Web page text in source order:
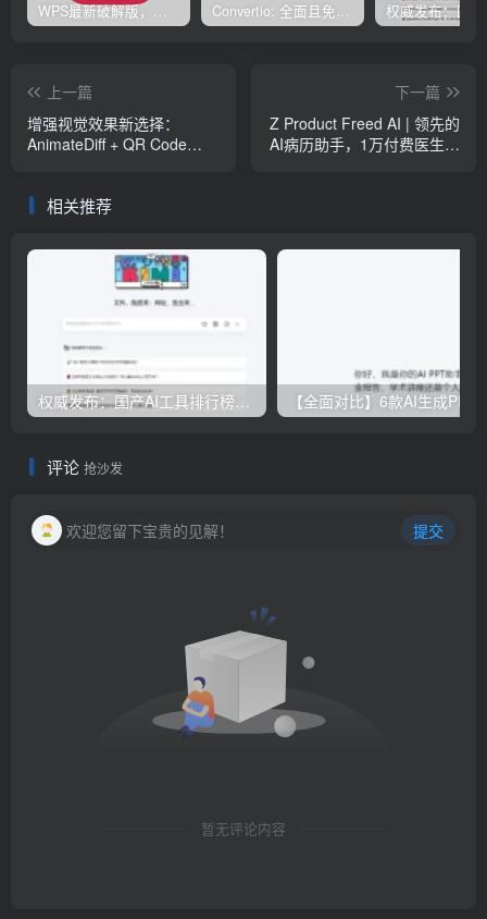
WPS最新破解版，已永久激活，无限制使用！ Convertio: 全面且免费的在线文件转换工具
上一篇
增强视觉效果新选择：
AnimateDiff + QR Code
下一篇
Z Product Freed AI | 领先的
AI病历助手，1万付费医生信
相关推荐
权威发布：国产AI工具排行榜TOP10，必备神器一览无余
评论 抢沙发
欢迎您留下宝贵的见解！ 提交
暂无评论内容